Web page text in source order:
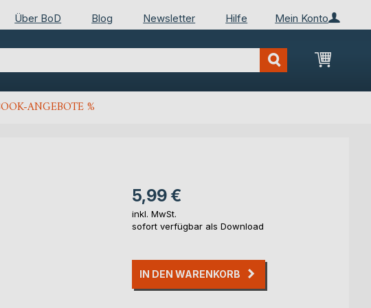
Mein Konto
Über BoD Blog Newsletter Hilfe
Mein
ANGEBOTE %
5,99 €
inkl. MwSt.
sofort verfügbar als Download
IN DEN WARENKORB